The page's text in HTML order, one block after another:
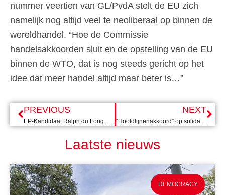
nummer veertien van GL/PvdA stelt de EU zich
namelijk nog altijd veel te neoliberaal op binnen de
wereldhandel. “Hoe de Commissie
handelsakkoorden sluit en de opstelling van de EU
binnen de WTO, dat is nog steeds gericht op het
idee dat meer handel altijd maar beter is…”
PREVIOUS NEXT
Laatste nieuws
DEMOCRACY